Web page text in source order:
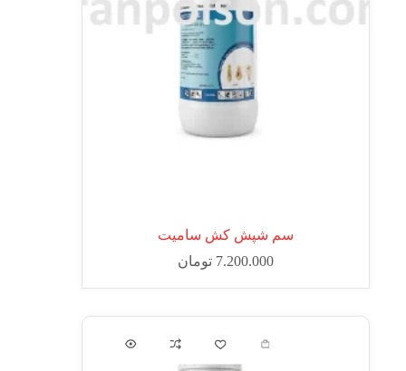
سم شپش کش سامیت
7.200.000 تومان